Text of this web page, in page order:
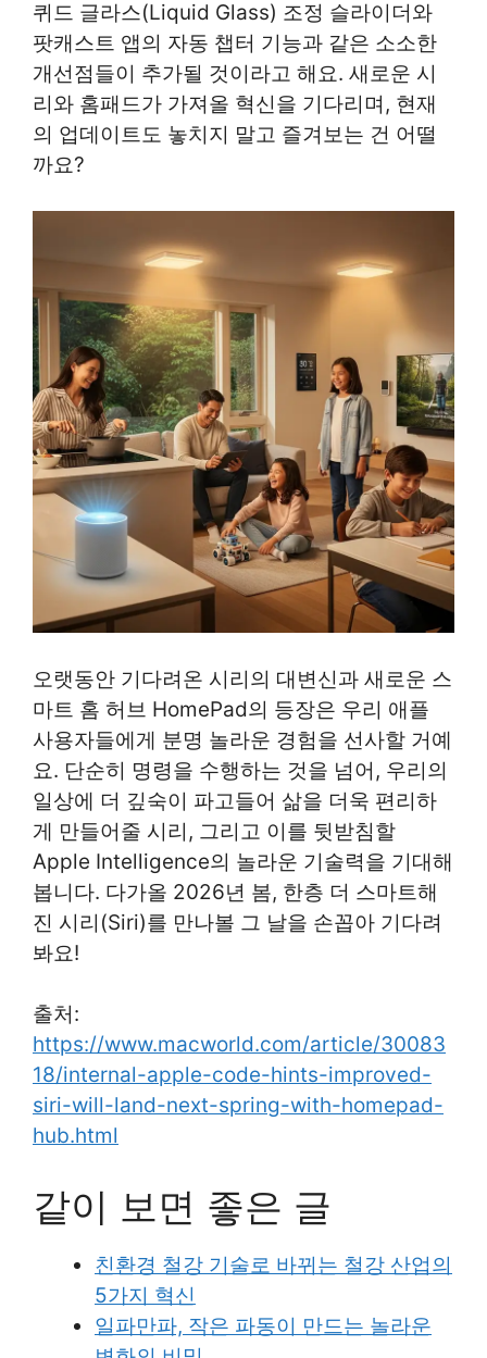
퀴드 글라스(Liquid Glass) 조정 슬라이더와
팟캐스트 앱의 자동 챕터 기능과 같은 소소한
개선점들이 추가될 것이라고 해요. 새로운 시
리와 홈패드가 가져올 혁신을 기다리며, 현재
의 업데이트도 놓치지 말고 즐겨보는 건 어떨
까요?
오랫동안 기다려온 시리의 대변신과 새로운 스
마트 홈 허브 HomePad의 등장은 우리 애플
사용자들에게 분명 놀라운 경험을 선사할 거예
요. 단순히 명령을 수행하는 것을 넘어, 우리의
일상에 더 깊숙이 파고들어 삶을 더욱 편리하
게 만들어줄 시리, 그리고 이를 뒷받침할
Apple Intelligence의 놀라운 기술력을 기대해
봅니다. 다가올 2026년 봄, 한층 더 스마트해
진 시리(Siri)를 만나볼 그 날을 손꼽아 기다려
봐요!
출처:
https://www.macworld.com/article/30083
18/internal-apple-code-hints-improved-
siri-will-land-next-spring-with-homepad-
hub.html
같이 보면 좋은 글
친환경 철강 기술로 바뀌는 철강 산업의
5가지 혁신
일파만파, 작은 파동이 만드는 놀라운